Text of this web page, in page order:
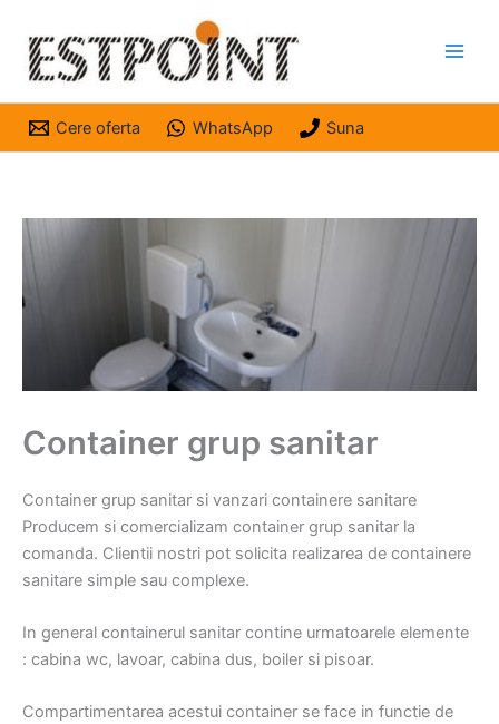
content
Cere oferta WhatsApp Suna
Container grup sanitar
Container grup sanitar si vanzari containere sanitare
Producem si comercializam container grup sanitar la
comanda. Clientii nostri pot solicita realizarea de containere
sanitare simple sau complexe.
In general containerul sanitar contine urmatoarele elemente
: cabina wc, lavoar, cabina dus, boiler si pisoar.
Compartimentarea acestui container se face in functie de